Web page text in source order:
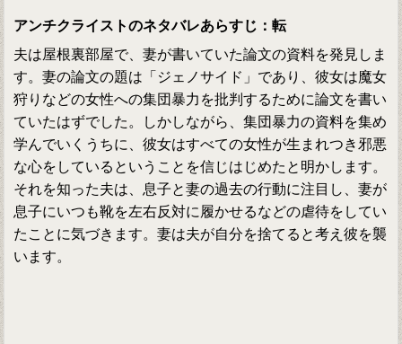
アンチクライストのネタバレあらすじ：転
夫は屋根裏部屋で、妻が書いていた論文の資料を発見しま
す。妻の論文の題は「ジェノサイド」であり、彼女は魔女
狩りなどの女性への集団暴力を批判するために論文を書い
ていたはずでした。しかしながら、集団暴力の資料を集め
学んでいくうちに、彼女はすべての女性が生まれつき邪悪
な心をしているということを信じはじめたと明かします。
それを知った夫は、息子と妻の過去の行動に注目し、妻が
息子にいつも靴を左右反対に履かせるなどの虐待をしてい
たことに気づきます。妻は夫が自分を捨てると考え彼を襲
います。